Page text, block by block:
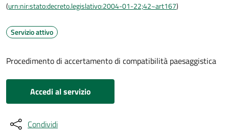
(urn:nir:stato:decreto.legislativo:2004-01-22;42~art167)
Servizio attivo
Procedimento di accertamento di compatibilità paesaggistica
Accedi al servizio
Condividi